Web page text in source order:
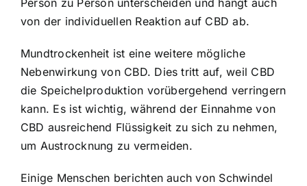
Person zu Person unterscheiden und hängt auch
von der individuellen Reaktion auf CBD ab.
Mundtrockenheit ist eine weitere mögliche
Nebenwirkung von CBD. Dies tritt auf, weil CBD
die Speichelproduktion vorübergehend verringern
kann. Es ist wichtig, während der Einnahme von
CBD ausreichend Flüssigkeit zu sich zu nehmen,
um Austrocknung zu vermeiden.
Einige Menschen berichten auch von Schwindel